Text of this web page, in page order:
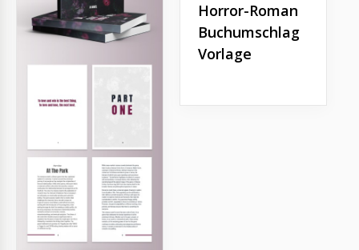
Horror-Roman
Buchumschlag
Vorlage